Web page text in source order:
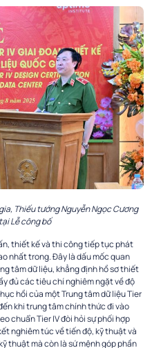
Thiếu tướng Nguyễn Ngọc Cương
Lễ công bố
thiết kế và thi công tiếp tục phát
nhất trong. Đây là dấu mốc quan
tâm dữ liệu, khẳng định hồ sơ thiết
đủ các tiêu chí nghiêm ngặt về độ
hồi của một Trung tâm dữ liệu Tier
khi trung tâm chính thức đi vào
chuẩn Tier IV đòi hỏi sự phối hợp
nghiêm túc về tiến độ, kỹ thuật và
thuật mà còn là sứ mệnh góp phần